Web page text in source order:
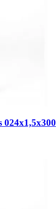
024x1,5x300